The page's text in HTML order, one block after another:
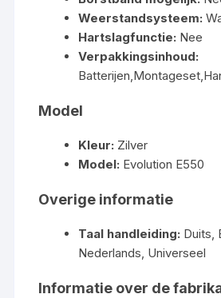
Weerstandsysteem:
Hartslagfunctie: Nee
Verpakkingsinhoud:
Model
Kleur: Zilver
Model: Evolution E550
Overige informatie
Taal handleiding: Duits,
Nederlands, Universeel
Informatie over de